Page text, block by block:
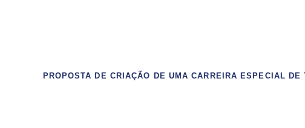
PROPOSTA DE CRIAÇÃO DE UMA CARREIRA ESPECIAL